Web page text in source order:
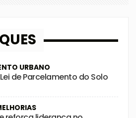
URBANO
de Parcelamento do Solo